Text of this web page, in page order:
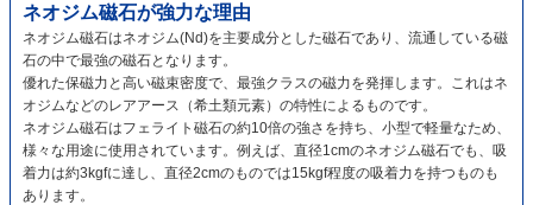
ネオジム磁石が強力な理由
ネオジム磁石はネオジム(Nd)を主要成分とした磁石であり、流通している磁
石の中で最強の磁石となります。
優れた保磁力と高い磁束密度で、最強クラスの磁力を発揮します。これはネ
オジムなどのレアアース（希土類元素）の特性によるものです。
ネオジム磁石はフェライト磁石の約10倍の強さを持ち、小型で軽量なため、
様々な用途に使用されています。例えば、直径1cmのネオジム磁石でも、吸
着力は約3kgfに達し、直径2cmのものでは15kgf程度の吸着力を持つものも
あります。